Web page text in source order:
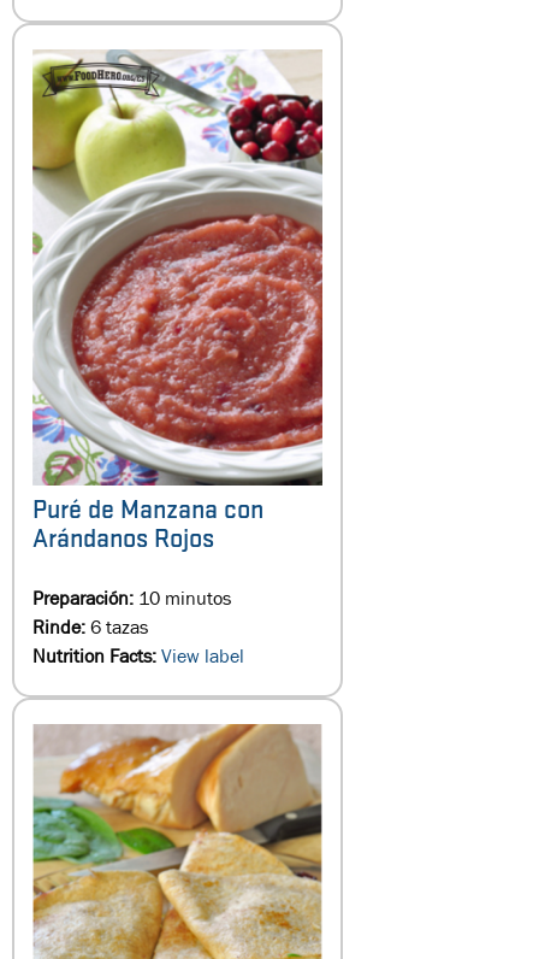
Puré de Manzana con
Arándanos Rojos
Preparación: 10 minutos
Rinde:6 tazas
Nutrition Facts:View label